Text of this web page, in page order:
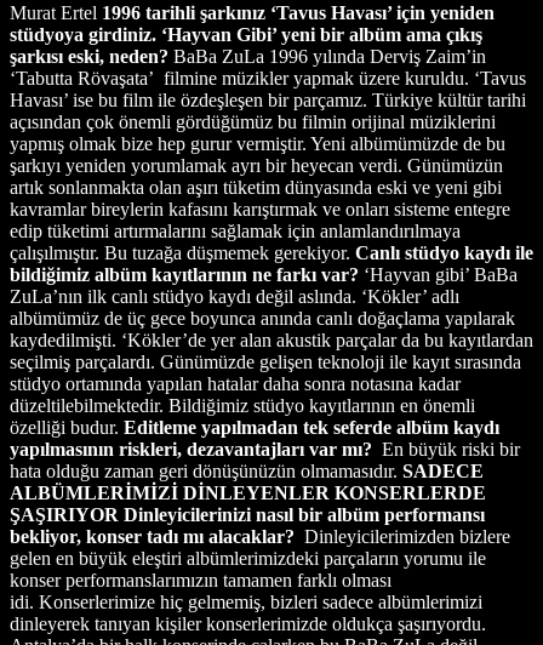
Murat Ertel 1996 tarihli şarkınız ‘Tavus Havası’ için yeniden
stüdyoya girdiniz. ‘Hayvan Gibi’ yeni bir albüm ama çıkış
şarkısı eski, neden? BaBa ZuLa 1996 yılında Derviş Zaim’in
‘Tabutta Rövaşata’ filmine müzikler yapmak üzere kuruldu. ‘Tavus
Havası’ ise bu film ile özdeşleşen bir parçamız. Türkiye kültür tarihi
açısından çok önemli gördüğümüz bu filmin orijinal müziklerini
yapmış olmak bize hep gurur vermiştir. Yeni albümümüzde de bu
şarkıyı yeniden yorumlamak ayrı bir heyecan verdi. Günümüzün
artık sonlanmakta olan aşırı tüketim dünyasında eski ve yeni gibi
kavramlar bireylerin kafasını karıştırmak ve onları sisteme entegre
edip tüketimi artırmalarını sağlamak için anlamlandırılmaya
çalışılmıştır. Bu tuzağa düşmemek gerekiyor. Canlı stüdyo kaydı ile
bildiğimiz albüm kayıtlarının ne farkı var? ‘Hayvan gibi’ BaBa
ZuLa’nın ilk canlı stüdyo kaydı değil aslında. ‘Kökler’ adlı
albümümüz de üç gece boyunca anında canlı doğaçlama yapılarak
kaydedilmişti. ‘Kökler’de yer alan akustik parçalar da bu kayıtlardan
seçilmiş parçalardı. Günümüzde gelişen teknoloji ile kayıt sırasında
stüdyo ortamında yapılan hatalar daha sonra notasına kadar
düzeltilebilmektedir. Bildiğimiz stüdyo kayıtlarının en önemli
özelliği budur. Editleme yapılmadan tek seferde albüm kaydı
yapılmasının riskleri, dezavantajları var mı? En büyük riski bir
hata olduğu zaman geri dönüşünüzün olmamasıdır. SADECE
ALBÜMLERİMİZİ DİNLEYENLER KONSERLERDE
ŞAŞIRIYOR Dinleyicilerinizi nasıl bir albüm performansı
bekliyor, konser tadı mı alacaklar? Dinleyicilerimizden bizlere
gelen en büyük eleştiri albümlerimizdeki parçaların yorumu ile
konser performanslarımızın tamamen farklı olması
idi. Konserlerimize hiç gelmemiş, bizleri sadece albümlerimizi
dinleyerek tanıyan kişiler konserlerimizde oldukça şaşırıyordu.